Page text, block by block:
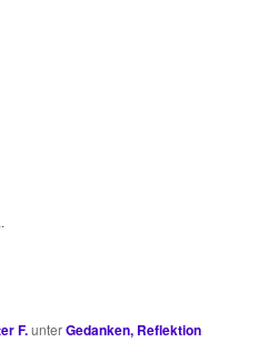
F.unterGedanken, Reflektion